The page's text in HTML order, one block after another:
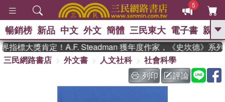
5
GO
熱搜： 東野圭吾 、 The Odyssey
、 如果歷史是一群喵 、 暑期
國際布克獎 臺灣漫遊錄 、 方
暢銷榜 新品 中文 外文 簡體 三民東大 電子書 親子
標大獎肯定！A.F. Steadman 獲年度作家，《史坎德》系列
三民網路書店
外文書 人文社科
社會科學
列印
評論